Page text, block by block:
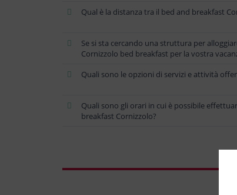
Qual è la distanza tra il bed and breakfast
Se si sta cercando una struttura per
Cornizzolo bed breakfast per la vostra
Quali sono le opzioni di servizi e attività
Quali sono gli orari in cui è possibile
breakfast Cornizzolo?